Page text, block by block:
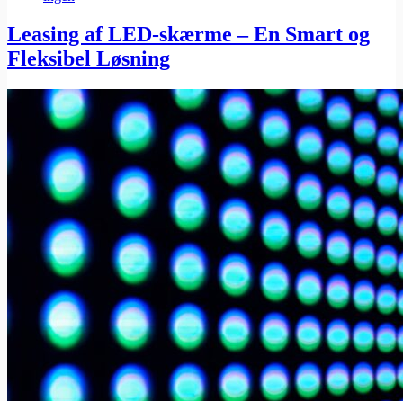
Leasing af LED-skærme – En Smart og
Fleksibel Løsning